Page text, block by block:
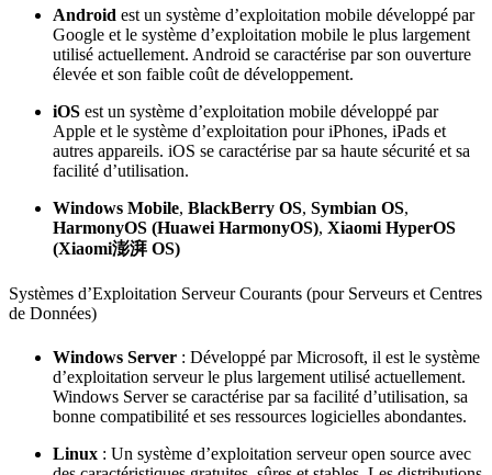
Android est un système d’exploitation mobile développé par
Google et le système d’exploitation mobile le plus largement
utilisé actuellement. Android se caractérise par son ouverture
élevée et son faible coût de développement.
iOS est un système d’exploitation mobile développé par
Apple et le système d’exploitation pour iPhones, iPads et
autres appareils. iOS se caractérise par sa haute sécurité et sa
facilité d’utilisation.
Windows Mobile, BlackBerry OS, Symbian OS,
HarmonyOS (Huawei HarmonyOS), Xiaomi HyperOS
(Xiaomi澎湃 OS)
Systèmes d’Exploitation Serveur Courants (pour Serveurs et Centres
de Données)
Windows Server : Développé par Microsoft, il est le système
d’exploitation serveur le plus largement utilisé actuellement.
Windows Server se caractérise par sa facilité d’utilisation, sa
bonne compatibilité et ses ressources logicielles abondantes.
Linux : Un système d’exploitation serveur open source avec